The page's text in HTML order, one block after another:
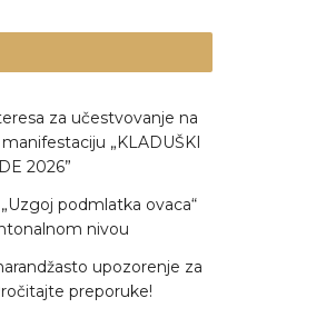
za učestvovanje na
„KLADUŠKI
2026”
podmlatka ovaca“
nivou
upozorenje za
preporuke!